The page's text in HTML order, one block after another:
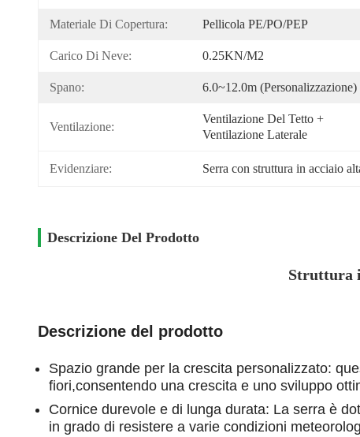
Materiale Di Copertura: Pellicola PE/PO/PEP
Carico Di Neve: 0.25KN/m2
Spano: 6.0~12.0m (personalizzazione)
Ventilazione:
Ventilazione Del Tetto +
Ventilazione Laterale
Evidenziare: Serra con struttura in acciaio
Descrizione Del Prodotto
Struttura
Descrizione del prodotto
Spazio grande per la crescita personalizzato:
fiori,consentendo una crescita e uno sviluppo
Cornice durevole e di lunga durata: La serra è
in grado di resistere a varie condizioni